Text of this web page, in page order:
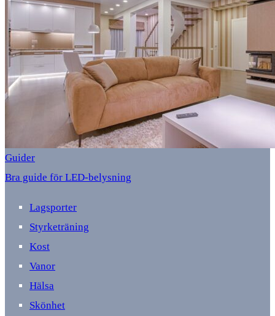
Guider
Bra guide för LED-belysning
Lagsporter
Styrketräning
Kost
Vanor
Hälsa
Skönhet